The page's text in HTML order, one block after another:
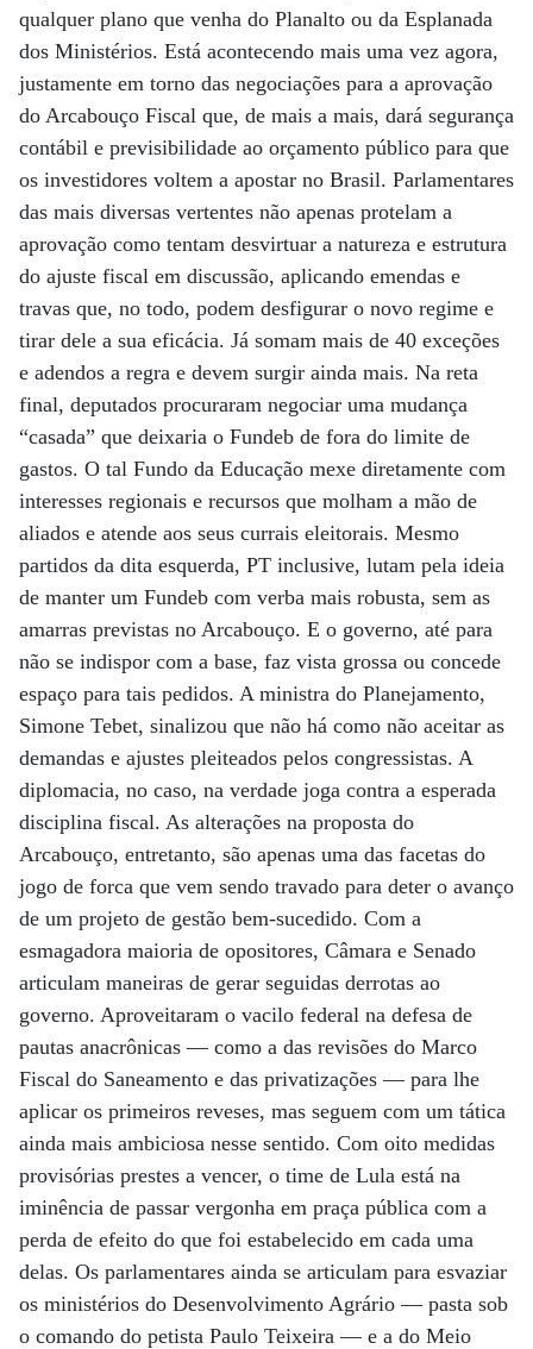
qualquer plano que venha do Planalto ou da Esplanada
dos Ministérios. Está acontecendo mais uma vez agora,
justamente em torno das negociações para a aprovação
do Arcabouço Fiscal que, de mais a mais, dará segurança
contábil e previsibilidade ao orçamento público para que
os investidores voltem a apostar no Brasil. Parlamentares
das mais diversas vertentes não apenas protelam a
aprovação como tentam desvirtuar a natureza e estrutura
do ajuste fiscal em discussão, aplicando emendas e
travas que, no todo, podem desfigurar o novo regime e
tirar dele a sua eficácia. Já somam mais de 40 exceções
e adendos a regra e devem surgir ainda mais. Na reta
final, deputados procuraram negociar uma mudança
“casada” que deixaria o Fundeb de fora do limite de
gastos. O tal Fundo da Educação mexe diretamente com
interesses regionais e recursos que molham a mão de
aliados e atende aos seus currais eleitorais. Mesmo
partidos da dita esquerda, PT inclusive, lutam pela ideia
de manter um Fundeb com verba mais robusta, sem as
amarras previstas no Arcabouço. E o governo, até para
não se indispor com a base, faz vista grossa ou concede
espaço para tais pedidos. A ministra do Planejamento,
Simone Tebet, sinalizou que não há como não aceitar as
demandas e ajustes pleiteados pelos congressistas. A
diplomacia, no caso, na verdade joga contra a esperada
disciplina fiscal. As alterações na proposta do
Arcabouço, entretanto, são apenas uma das facetas do
jogo de forca que vem sendo travado para deter o avanço
de um projeto de gestão bem-sucedido. Com a
esmagadora maioria de opositores, Câmara e Senado
articulam maneiras de gerar seguidas derrotas ao
governo. Aproveitaram o vacilo federal na defesa de
pautas anacrônicas ­— como a das revisões do Marco
Fiscal do Saneamento e das privatizações — para lhe
aplicar os primeiros reveses, mas seguem com um tática
ainda mais ambiciosa nesse sentido. Com oito medidas
provisórias prestes a vencer, o time de Lula está na
iminência de passar vergonha em praça pública com a
perda de efeito do que foi estabelecido em cada uma
delas. Os parlamentares ainda se articulam para esvaziar
os ministérios do Desenvolvimento Agrário — pasta sob
o comando do petista Paulo Teixeira — e a do Meio